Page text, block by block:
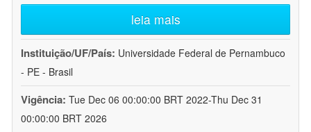
leia mais
Instituição/UF/País: Universidade Federal de Pernambuco
- PE - Brasil
Vigência: Tue Dec 06 00:00:00 BRT 2022-Thu Dec 31
00:00:00 BRT 2026